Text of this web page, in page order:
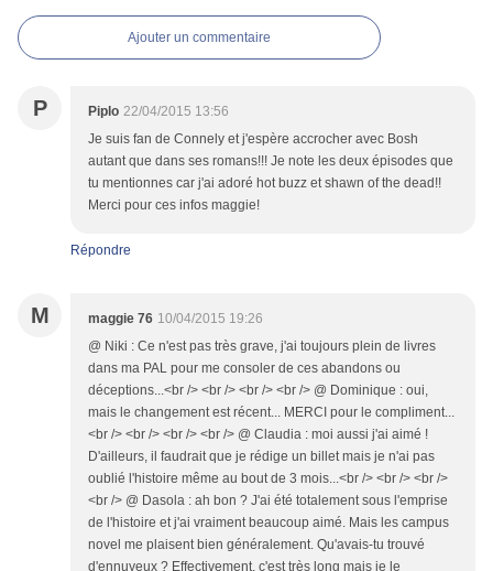
Ajouter un commentaire
P Piplo 22/04/2015 13:56
Je suis fan de Connely et j'espère accrocher avec Bosh
autant que dans ses romans!!! Je note les deux épisodes que
tu mentionnes car j'ai adoré hot buzz et shawn of the dead!!
Merci pour ces infos maggie!
Répondre
M maggie 76 10/04/2015 19:26
@ Niki : Ce n'est pas très grave, j'ai toujours plein de livres
dans ma PAL pour me consoler de ces abandons ou
déceptions...<br /> <br /> <br /> <br /> @ Dominique : oui,
mais le changement est récent... MERCI pour le compliment...
<br /> <br /> <br /> <br /> @ Claudia : moi aussi j'ai aimé !
D'ailleurs, il faudrait que je rédige un billet mais je n'ai pas
oublié l'histoire même au bout de 3 mois...<br /> <br /> <br />
<br /> @ Dasola : ah bon ? J'ai été totalement sous l'emprise
de l'histoire et j'ai vraiment beaucoup aimé. Mais les campus
novel me plaisent bien généralement. Qu'avais-tu trouvé
d'ennuyeux ? Effectivement, c'est très long mais je le